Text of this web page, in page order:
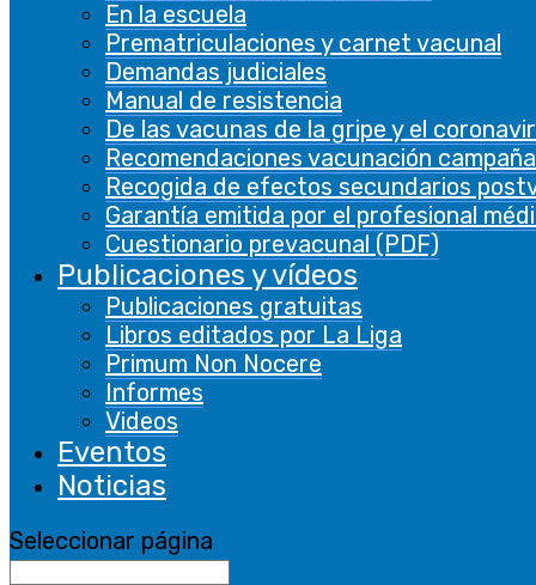
En la escuela
Prematriculaciones y carnet vacunal
Demandas judiciales
Manual de resistencia
De las vacunas de la gripe y el
Recomendaciones vacunación
Recogida de efectos secundarios
Garantía emitida por el profesional
Cuestionario prevacunal (PDF)
Publicaciones y vídeos
Publicaciones gratuitas
Libros editados por La Liga
Primum Non Nocere
Informes
Videos
Eventos
Noticias
Seleccionar página
cookielawinfo-
checbox-analytics
11 months
This cookie is
set by GDPR
Consent
plugin. The
cookie is used
to store the
user consent
for the
category
"Analytics".
cookielawinfo-
checbox-functional